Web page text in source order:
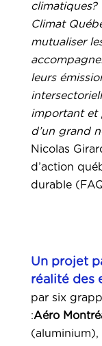
climatiques?
Climat
mutualiser
leurs
important et
d’un grand
Nicolas
d’action
durable
Un projet
réalité des
par six
:Aéro
(aluminium),